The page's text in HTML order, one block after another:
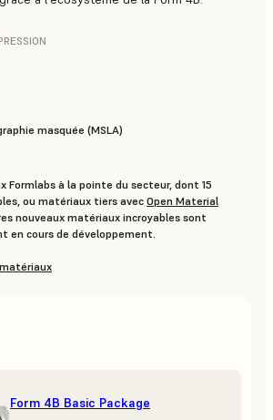
masquée (MSLA)
Formlabs à la pointe du secteur, dont 15
ou matériaux tiers avec Open Material
nouveaux matériaux incroyables sont
en cours de développement.
Form 4B Basic Package